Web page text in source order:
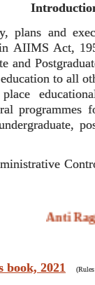
plans and
AIIMS Act,
and
to all
Anti
book, 2021